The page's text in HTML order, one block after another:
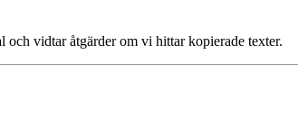
och vidtar åtgärder om vi hittar kopierade texter.